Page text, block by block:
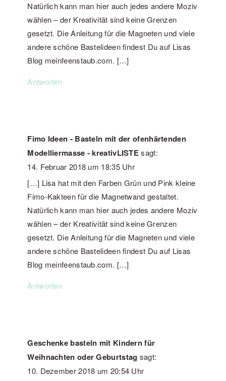
Natürlich kann man hier auch jedes andere Moziv
wählen – der Kreativität sind keine Grenzen
gesetzt. Die Anleitung für die Magneten und viele
andere schöne Bastelideen findest Du auf Lisas
Blog meinfeenstaub.com. […]
Antworten
Fimo Ideen - Basteln mit der ofenhärtenden
Modelliermasse - kreativLISTE sagt:
14. Februar 2018 um 18:35 Uhr
[…] Lisa hat mit den Farben Grün und Pink kleine
Fimo-Kakteen für die Magnetwand gestaltet.
Natürlich kann man hier auch jedes andere Moziv
wählen – der Kreativität sind keine Grenzen
gesetzt. Die Anleitung für die Magneten und viele
andere schöne Bastelideen findest Du auf Lisas
Blog meinfeenstaub.com. […]
Antworten
Geschenke basteln mit Kindern für
Weihnachten oder Geburtstag sagt:
10. Dezember 2018 um 20:54 Uhr